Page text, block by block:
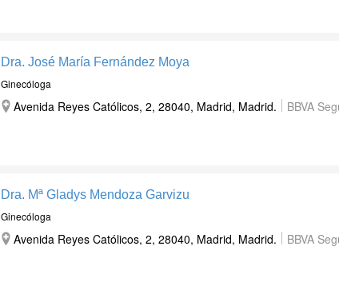
Dra. José María Fernández Moya
Ginecóloga
Avenida Reyes Católicos, 2, 28040, Madrid, Madrid. BBVA
Dra. Mª Gladys Mendoza Garvizu
Ginecóloga
Avenida Reyes Católicos, 2, 28040, Madrid, Madrid. BBVA